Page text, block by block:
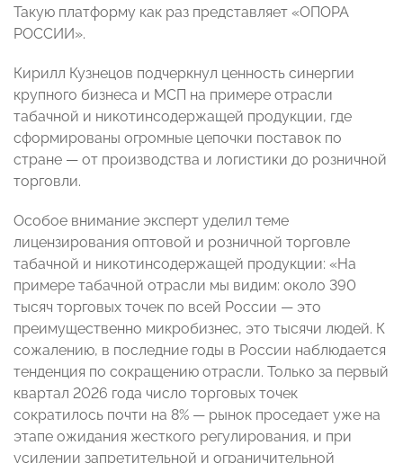
Такую платформу как раз представляет «ОПОРА
РОССИИ».
Кирилл Кузнецов подчеркнул ценность синергии
крупного бизнеса и МСП на примере отрасли
табачной и никотинсодержащей продукции, где
сформированы огромные цепочки поставок по
стране — от производства и логистики до розничной
торговли.
Особое внимание эксперт уделил теме
лицензирования оптовой и розничной торговле
табачной и никотинсодержащей продукции: «На
примере табачной отрасли мы видим: около 390
тысяч торговых точек по всей России — это
преимущественно микробизнес, это тысячи людей. К
сожалению, в последние годы в России наблюдается
тенденция по сокращению отрасли. Только за первый
квартал 2026 года число торговых точек
сократилось почти на 8% — рынок проседает уже на
этапе ожидания жесткого регулирования, и при
усилении запретительной и ограничительной